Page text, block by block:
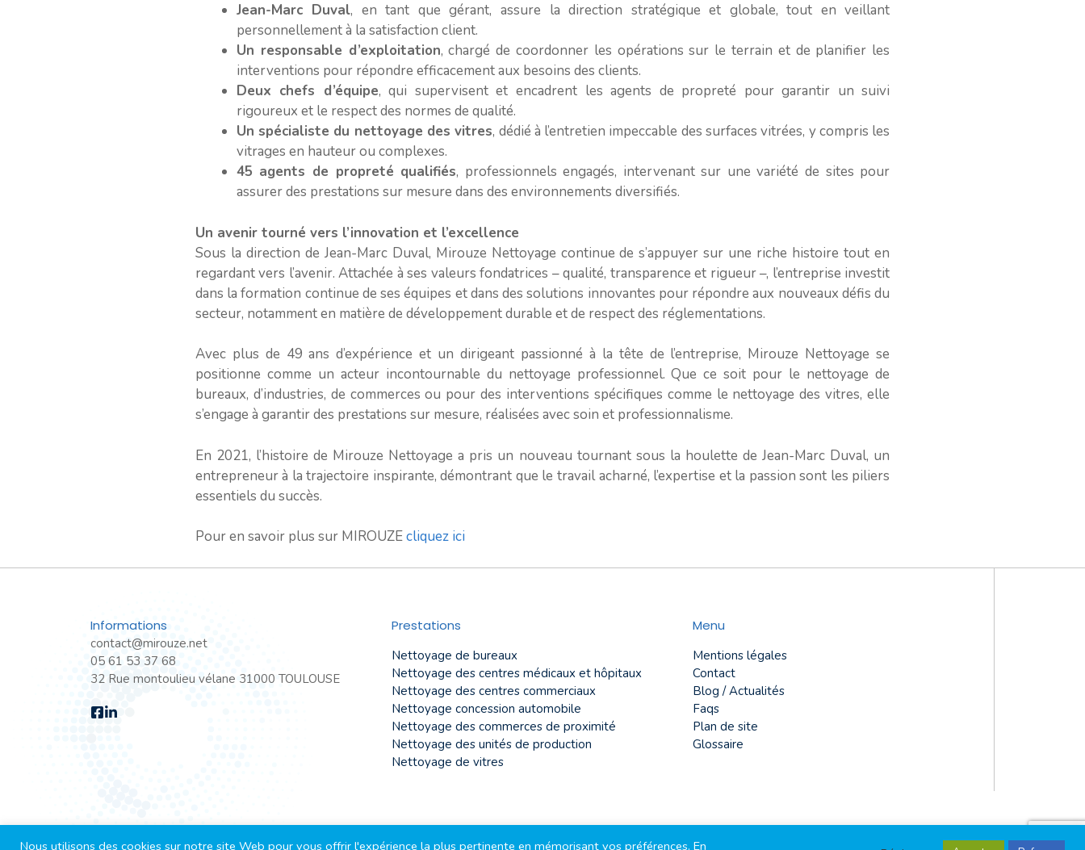
Jean-Marc Duval, en tant que gérant, assure la direction stratégique et globale, tout en veillant
personnellement à la satisfaction client.
Un responsable d’exploitation, chargé de coordonner les opérations sur le terrain et de planifier les
interventions pour répondre efficacement aux besoins des clients.
Deux chefs d’équipe, qui supervisent et encadrent les agents de propreté pour garantir un suivi
rigoureux et le respect des normes de qualité.
Un spécialiste du nettoyage des vitres, dédié à l’entretien impeccable des surfaces vitrées, y compris les
vitrages en hauteur ou complexes.
45 agents de propreté qualifiés, professionnels engagés, intervenant sur une variété de sites pour
assurer des prestations sur mesure dans des environnements diversifiés.
Un avenir tourné vers l’innovation et l’excellence
Sous la direction de Jean-Marc Duval, Mirouze Nettoyage continue de s’appuyer sur une riche histoire tout en
regardant vers l’avenir. Attachée à ses valeurs fondatrices – qualité, transparence et rigueur –, l’entreprise investit
dans la formation continue de ses équipes et dans des solutions innovantes pour répondre aux nouveaux défis du
secteur, notamment en matière de développement durable et de respect des réglementations.
Avec plus de 49 ans d’expérience et un dirigeant passionné à la tête de l’entreprise, Mirouze Nettoyage se
positionne comme un acteur incontournable du nettoyage professionnel. Que ce soit pour le nettoyage de
bureaux, d’industries, de commerces ou pour des interventions spécifiques comme le nettoyage des vitres, elle
s’engage à garantir des prestations sur mesure, réalisées avec soin et professionnalisme.
En 2021, l’histoire de Mirouze Nettoyage a pris un nouveau tournant sous la houlette de Jean-Marc Duval, un
entrepreneur à la trajectoire inspirante, démontrant que le travail acharné, l’expertise et la passion sont les piliers
essentiels du succès.
Pour en savoir plus sur MIROUZEcliquez ici
Informations
contact@mirouze.net
05 61 53 37 68
32 Rue montoulieu vélane 31000 TOULOUSE
Prestations
Nettoyage de bureaux
Nettoyage des centres médicaux et hôpitaux
Nettoyage des centres commerciaux
Nettoyage concession automobile
Nettoyage des commerces de proximité
Nettoyage des unités de production
Nettoyage de vitres
Menu
Mentions légales
Contact
Blog / Actualités
Faqs
Plan de site
Glossaire
Nous utilisons des cookies sur notre site Web pour vous offrir l'expérience la plus pertinente en mémorisant vos préférences. En